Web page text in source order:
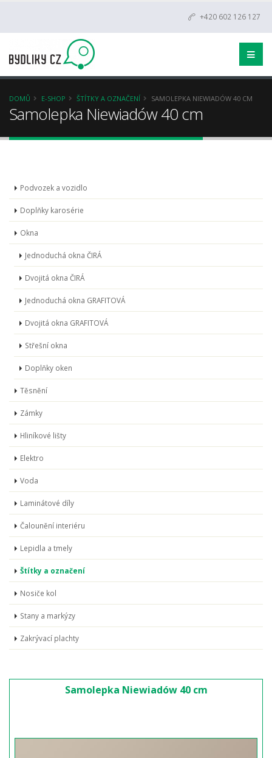
+420 602 126 127
DOMŮ E-SHOP ŠTÍTKY A OZNAČENÍ SAMOLEPKA NIEWIADÓW 40 CM
Samolepka Niewiadów 40 cm
Podvozek a vozidlo
Doplňky karosérie
Okna
Jednoduchá okna ČIRÁ
Dvojitá okna ČIRÁ
Jednoduchá okna GRAFITOVÁ
Dvojitá okna GRAFITOVÁ
Střešní okna
Doplňky oken
Těsnění
Zámky
Hliníkové lišty
Elektro
Voda
Laminátové díly
Čalounění interiéru
Lepidla a tmely
Štítky a označení
Nosiče kol
Stany a markýzy
Zakrývací plachty
Samolepka Niewiadów 40 cm